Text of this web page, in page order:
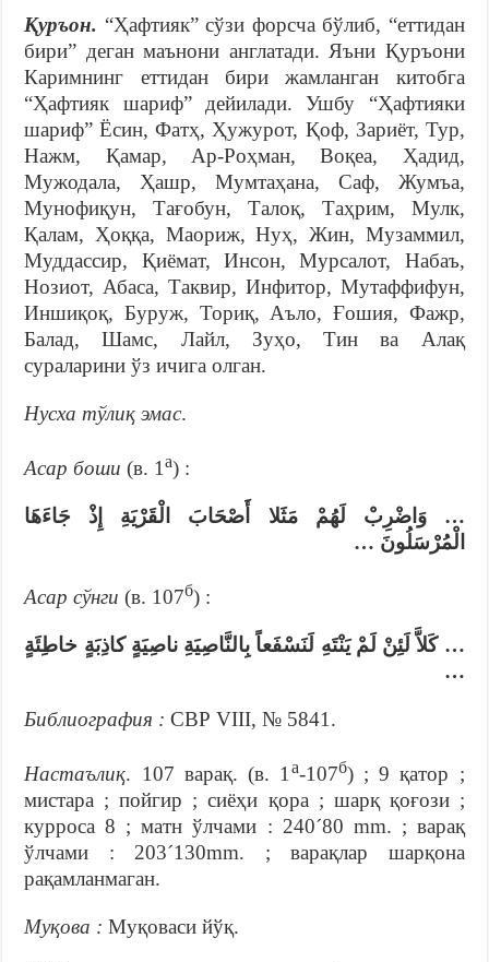
Қуръон. “Ҳафтияк” сўзи форсча бўлиб, “еттидан
бири” деган маънони англатади. Яъни Қуръони
Каримнинг еттидан бири жамланган китобга
“Ҳафтияк шариф” дейилади. Ушбу “Ҳафтияки
шариф” Ёсин, Фатҳ, Ҳужурот, Қоф, Зариёт, Тур,
Нажм, Қамар, Ар-Роҳман, Воқеа, Ҳадид,
Мужодала, Ҳашр, Мумтаҳана, Саф, Жумъа,
Мунофиқун, Тағобун, Талоқ, Таҳрим, Мулк,
Қалам, Ҳоққа, Маориж, Нуҳ, Жин, Музаммил,
Муддассир, Қиёмат, Инсон, Мурсалот, Набаъ,
Нозиот, Абаса, Таквир, Инфитор, Мутаффифун,
Иншиқоқ, Буруж, Ториқ, Аъло, Ғошия, Фажр,
Балад, Шамс, Лайл, Зуҳо, Тин ва Алақ
сураларини ўз ичига олган.
Нусха тўлиқ эмас.
Асар боши (в. 1а) :
… وَاضْرِبْ لَهُمْ مَثَلا أَصْحَابَ الْقَرْيَةِ إِذْ جَاءَهَا
الْمُرْسَلُونَ …
Асар сўнги (в. 107б) :
… كَلاَّ لَئِنْ لَمْ يَنْتَهِ لَنَسْفَعاً بِالنَّاصِيَةِ ناصِيَةٍ كاذِبَةٍ خاطِئَةٍ
…
Библиография : СВР VIII, № 5841.
Настаълиқ. 107 варақ. (в. 1а-107б) ; 9 қатор ;
мистара ; пойгир ; сиёҳи қора ; шарқ қоғози ;
курроса 8 ; матн ўлчами : 240´80 mm. ; варақ
ўлчами : 203´130mm. ; варақлар шарқона
рақамланмаган.
Муқова : Муқоваси йўқ.